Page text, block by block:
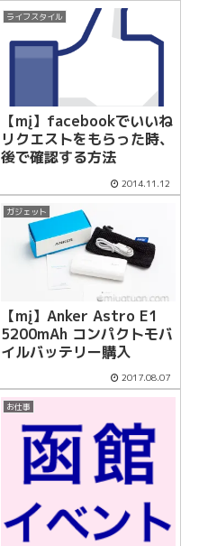
ライフスタイル
【mį】facebookでいいね
リクエストをもらった時、
後で確認する方法
2014.11.12
ガジェット
【mį】Anker Astro E1
5200mAh コンパクトモバ
イルバッテリー購入
2017.08.07
お仕事